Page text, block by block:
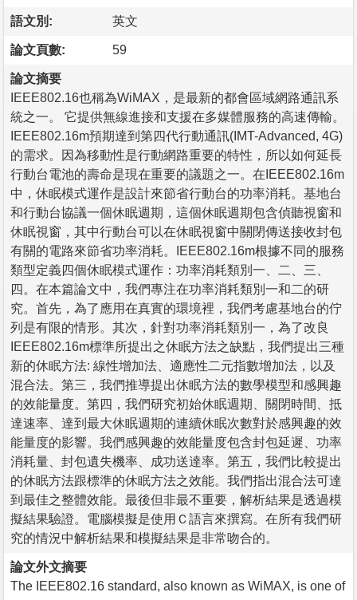
語文別: 英文
論文頁數: 59
論文摘要
IEEE802.16也稱為WiMAX，是最新的都會區域網路通訊系
統之一。 它提供無線進接和支援在多媒體服務的高速傳輸。
IEEE802.16m預期達到第四代行動通訊(IMT-Advanced, 4G)
的需求。因為移動性是行動網路重要的特性，所以如何延長
行動台電池的壽命是現在重要的議題之一。在IEEE802.16m
中，休眠模式運作是設計來節省行動台的功率消耗。基地台
和行動台協議一個休眠週期，這個休眠週期包含偵聽視窗和
休眠視窗，其中行動台可以在休眠視窗中關閉傳送接收封包
有關的電路來節省功率消耗。IEEE802.16m根據不同的服務
類型定義四個休眠模式運作：功率消耗類別一、二、三、
四。在本篇論文中，我們專注在功率消耗類別一和二的研
究。首先，為了應用在真實的環境裡，我們考慮基地台的佇
列是有限的情形。其次，針對功率消耗類別一，為了改良
IEEE802.16m標準所提出之休眠方法之缺點，我們提出三種
新的休眠方法: 線性增加法、適應性二元指數增加法，以及
混合法。第三，我們推導提出休眠方法的數學模型和感興趣
的效能量度。第四，我們研究初始休眠週期、關閉時間、抵
達速率、達到最大休眠週期的連續休眠次數對於感興趣的效
能量度的影響。我們感興趣的效能量度包含封包延遲、功率
消耗量、封包遺失機率、成功送達率。第五，我們比較提出
的休眠方法跟標準的休眠方法之效能。我們指出混合法可達
到最佳之整體效能。最後但非最不重要，解析結果是透過模
擬結果驗證。電腦模擬是使用Ｃ語言來撰寫。在所有我們研
究的情況中解析結果和模擬結果是非常吻合的。
論文外文摘要
The IEEE802.16 standard, also known as WiMAX, is one of